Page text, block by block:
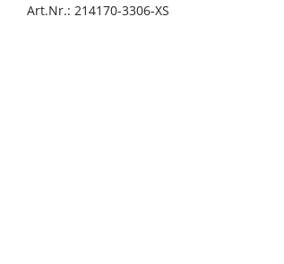
Art.Nr.: 214170-3306-XS